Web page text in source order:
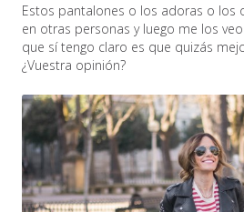
Estos pantalones o los adoras o los
en otras personas y luego me los
que sí tengo claro es que quizás
¿Vuestra opinión?